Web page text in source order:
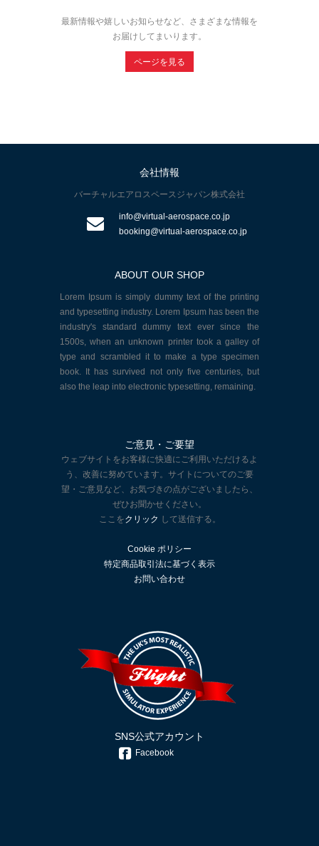
最新情報や嬉しいお知らせなど、さまざまな情報を
お届けしてまいります。
ページを見る
会社情報
バーチャルエアロスペースジャパン株式会社
info@virtual-aerospace.co.jp
booking@virtual-aerospace.co.jp
ABOUT OUR SHOP
Lorem Ipsum is simply dummy text of the printing
and typesetting industry. Lorem Ipsum has been the
industry's standard dummy text ever since the
1500s, when an unknown printer took a galley of
type and scrambled it to make a type specimen
book. It has survived not only five centuries, but
also the leap into electronic typesetting, remaining.
ご意見・ご要望
ウェブサイトをお客様に快適にご利用いただけるよ
う、改善に努めています。サイトについてのご要
望・ご意見など、お気づきの点がございましたら、
ぜひお聞かせください。
ここをクリック して送信する。
Cookie ポリシー
特定商品取引法に基づく表示
お問い合わせ
SNS公式アカウント
Facebook